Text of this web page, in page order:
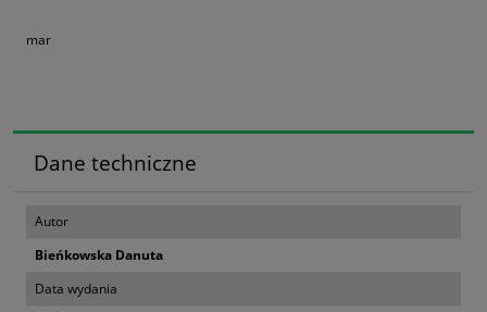
mar
Dane techniczne
Autor
Bieńkowska Danuta
Data wydania